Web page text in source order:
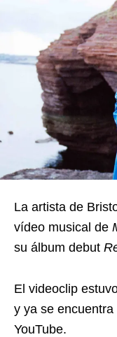
La artista de
vídeo musical de
su álbum debut
El videoclip
y ya se
YouTube.